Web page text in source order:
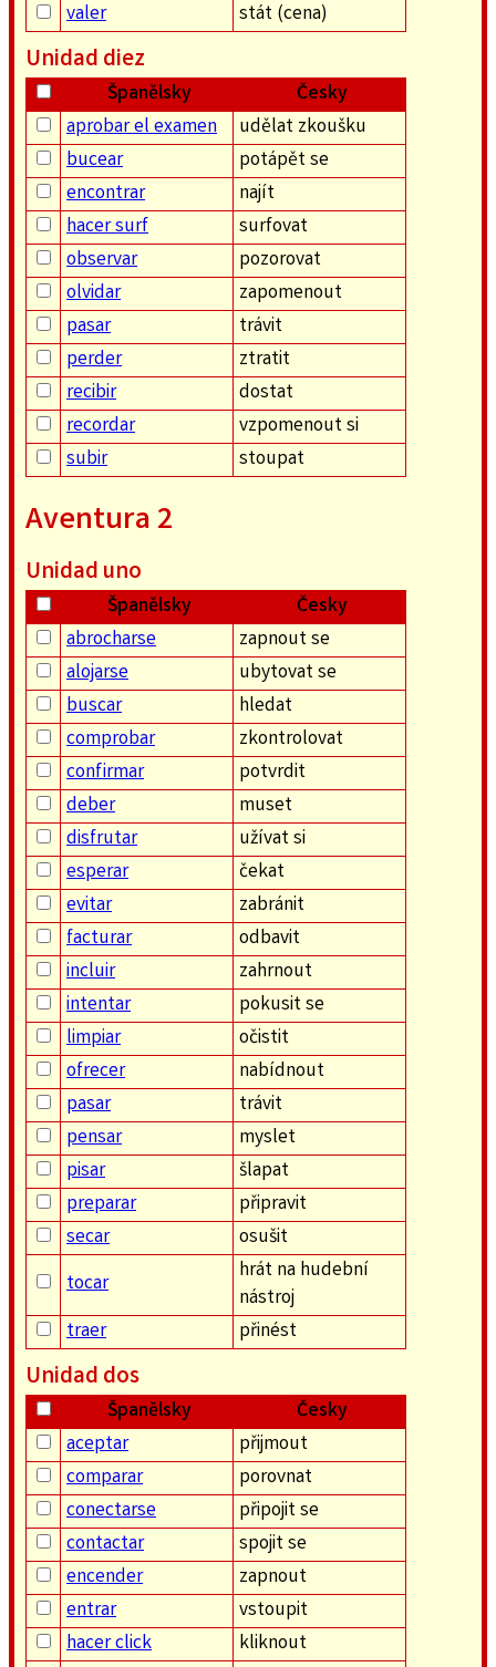
valer
stát (cena)
Unidad diez
Španělsky
Česky
aprobar el examen
udělat zkoušku
bucear
potápět se
encontrar
najít
hacer surf
surfovat
observar
pozorovat
olvidar
zapomenout
pasar
trávit
perder
ztratit
recibir
dostat
recordar
vzpomenout si
subir
stoupat
Aventura 2
Unidad uno
Španělsky
Česky
abrocharse
zapnout se
alojarse
ubytovat se
buscar
hledat
comprobar
zkontrolovat
confirmar
potvrdit
deber
muset
disfrutar
užívat si
esperar
čekat
evitar
zabránit
facturar
odbavit
incluir
zahrnout
intentar
pokusit se
limpiar
očistit
ofrecer
nabídnout
pasar
trávit
pensar
myslet
pisar
šlapat
preparar
připravit
secar
osušit
tocar
hrát na hudební
nástroj
traer
přinést
Unidad dos
Španělsky
Česky
aceptar
přijmout
comparar
porovnat
conectarse
připojit se
contactar
spojit se
encender
zapnout
entrar
vstoupit
hacer click
kliknout